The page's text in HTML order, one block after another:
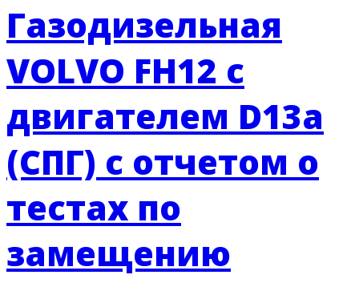
Газодизельная
VOLVO FH12 с
двигателем D13a
(СПГ) с отчетом о
тестах по
замещению